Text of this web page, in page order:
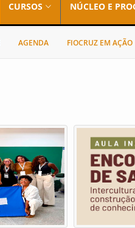
CURSOS NÚCLEO E
AGENDA FIOCRUZ EM AÇÃO